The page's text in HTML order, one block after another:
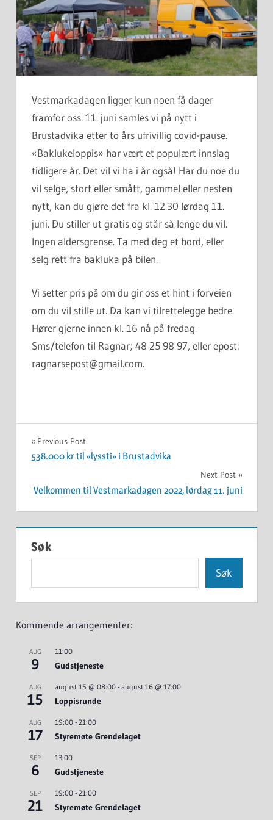
Vestmarkadagen ligger kun noen få dager
framfor oss. 11. juni samles vi på nytt i
Brustadvika etter to års ufrivillig covid-pause.
«Baklukeloppis» har vært et populært innslag
tidligere år. Det vil vi ha i år også! Har du noe du
vil selge, stort eller smått, gammel eller nesten
nytt, kan du gjøre det fra kl. 12.30 lørdag 11.
juni. Du stiller ut gratis og står så lenge du vil.
Ingen aldersgrense. Ta med deg et bord, eller
selg rett fra bakluka på bilen.
Vi setter pris på om du gir oss et hint i forveien
om du vil stille ut. Da kan vi tilrettelegge bedre.
Hører gjerne innen kl. 16 nå på fredag.
Sms/telefon til Ragnar; 48 25 98 97, eller epost:
ragnarsepost@gmail.com.
UKATEGORISERT
Innleggsnavigasjon
Previous Post
538.000 kr til «lyssti» i Brustadvika
Next Post
Velkommen til Vestmarkadagen 2022, lørdag 11. juni
Søk
Søk
Kommende arrangementer:
AUG
9
11:00
Gudstjeneste
AUG
15
august 15 @ 08:00- august 16 @ 17:00
Loppisrunde
AUG
17
19:00- 21:00
Styremøte Grendelaget
SEP
6
13:00
Gudstjeneste
SEP
21
19:00- 21:00
Styremøte Grendelaget